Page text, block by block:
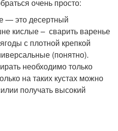
очень просто:
— это десертный
кислые – сварить варенье
с плотной крепкой
(понятно).
необходимо только
на таких кустах можно
получать высокий